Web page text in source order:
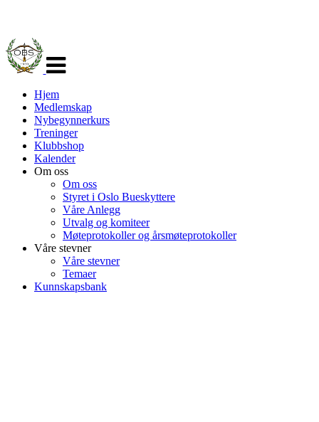
navigasjon
Hjem
Medlemskap
Nybegynnerkurs
Treninger
Klubbshop
Kalender
Om oss
Om oss
Styret i Oslo Bueskyttere
Våre Anlegg
Utvalg og komiteer
Møteprotokoller og årsmøteprotokoller
Våre stevner
Våre stevner
Temaer
Kunnskapsbank